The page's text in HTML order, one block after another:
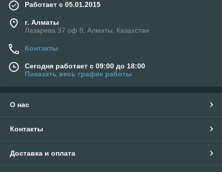
Работает с 05.01.2015
г. Алматы
Лазарева 37 оф 8, Алматы, Казахстан
Контакты
Сегодня работает с 09:00 до 18:00
Показать весь график работы
О нас
Контакты
Доставка и оплата